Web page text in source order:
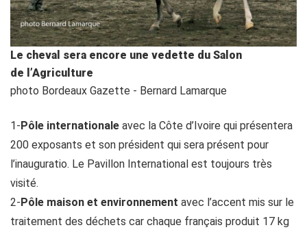
Le cheval sera encore une vedette du Salon
de l’Agriculture
photo Bordeaux Gazette - Bernard Lamarque
1-Pôle internationale avec la Côte d’Ivoire qui présentera
200 exposants et son président qui sera présent pour
l’inauguratio. Le Pavillon International est toujours très
visité.
2-Pôle maison et environnement avec l’accent mis sur le
traitement des déchets car chaque français produit 17 kg